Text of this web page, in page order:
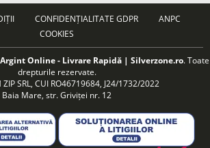
CONFIDENȚIALITATE GDPR
ANPC
COOKIES
Online - Livrare Rapidă | Silverzone.ro. Toate
drepturile rezervate.
ZIP SRL, CUI RO46719684, J24/1732/2022
Baia Mare, str. Griviței nr. 12